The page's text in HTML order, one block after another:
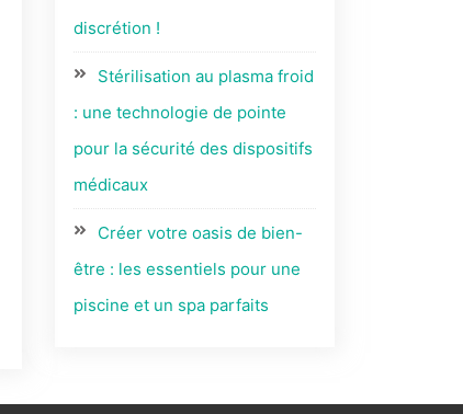
discrétion !
Stérilisation au plasma froid
: une technologie de pointe
pour la sécurité des dispositifs
médicaux
Créer votre oasis de bien-
être : les essentiels pour une
piscine et un spa parfaits